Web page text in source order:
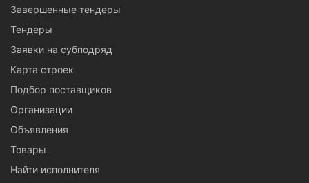
Завершенные тендеры
Тендеры
Заявки на субподряд
Карта строек
Подбор поставщиков
Организации
Объявления
Товары
Найти исполнителя